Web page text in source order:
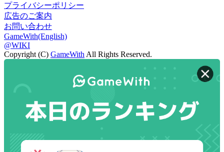
プライバシーポリシー
広告のご案内
お問い合わせ
GameWith(English)
@WIKI
Copyright (C) GameWith All Rights Reserved.